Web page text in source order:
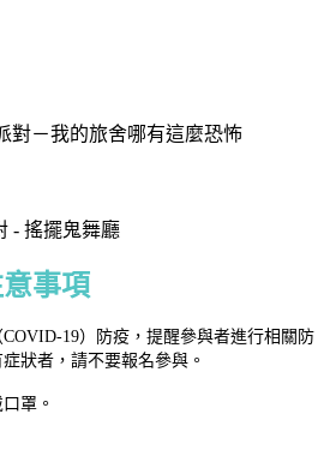
對－我的旅舍哪有這麼恐怖
- 搖擺鬼舞廳
事項
19）防疫，提醒參與者進行相關防
狀者，請不要報名參與。
罩。